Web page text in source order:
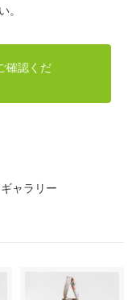
。
確認くだ
ャラリー